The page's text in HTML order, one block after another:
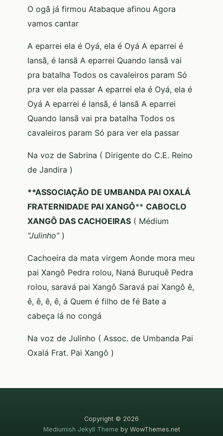
O ogã já firmou Atabaque afinou Agora
vamos cantar
A eparrei ela é Oyá, ela é Oyá A eparrei é
Iansã, é Iansã A eparrei Quando Iansã vai
pra batalha Todos os cavaleiros param Só
pra ver ela passar A eparrei ela é Oyá, ela é
Oyá A eparrei é Iansã, é Iansã A eparrei
Quando Iansã vai pra batalha Todos os
cavaleiros param Só para ver ela passar
Na voz de Sabrina ( Dirigente do C.E. Reino
de Jandira )
**ASSOCIAÇÃO DE UMBANDA PAI OXALÁ
FRATERNIDADE PAI XANGÔ** CABOCLO
XANGÔ DAS CACHOEIRAS ( Médium
“Julinho”)
Cachoeira da mata virgem Aonde mora meu
pai Xangô Pedra rolou, Naná Buruquê Pedra
rolou, saravá pai Xangô Saravá pai Xangô ê,
ê, ê, ê, ê, á Quem é filho de fé Bate a
cabeça lá no congá
Na voz de Julinho ( Assoc. de Umbanda Pai
Oxalá Frat. Pai Xangô )
Copyright © 2026
Mediumish Jekyll Theme by WowThemes.net